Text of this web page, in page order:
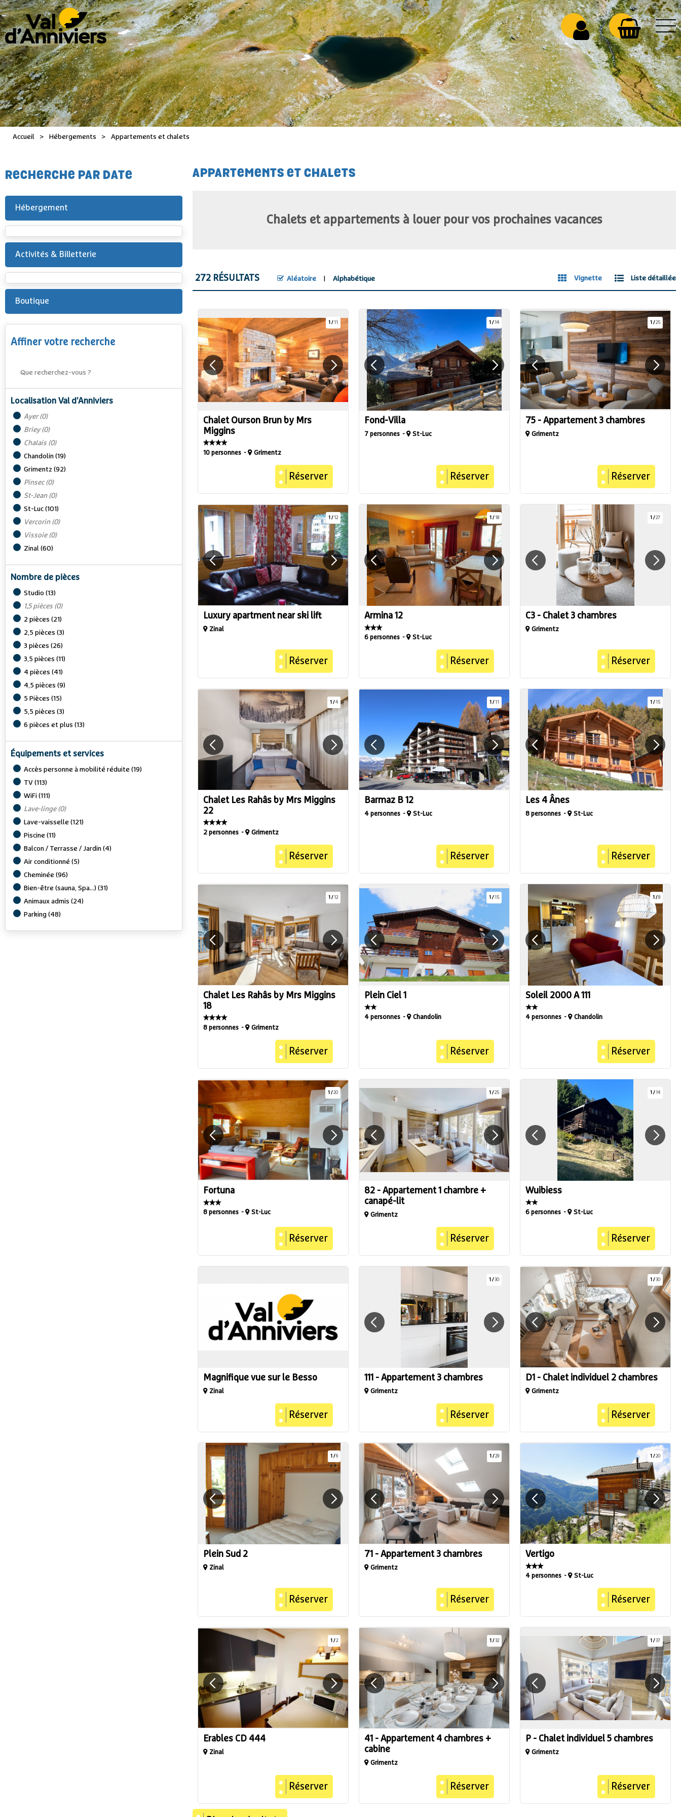
Accueil > Hébergements > Appartements et chalets
RECHERCHE PAR DATE
Hébergement
Activités & Billetterie
Boutique
Affiner votre recherche
Localisation Val d'Anniviers
Ayer(0)
Briey(0)
Chalais (0)
Chandolin (19)
Grimentz (92)
Pinsec (0)
St-Jean (0)
St-Luc (101)
Vercorin (0)
Vissoie (0)
Zinal (60)
Nombre de pièces
Studio (13)
1,5 pièces (0)
2 pièces (21)
2,5 pièces (3)
3 pièces (26)
3,5 pièces (11)
4 pièces (41)
4,5 pièces (9)
5 Pièces (15)
5,5 pièces (3)
6 pièces et plus (13)
Équipements et services
Accès personne à mobilité réduite (19)
TV (113)
WiFi (111)
Lave-linge (0)
Lave-vaisselle (121)
Piscine (11)
Balcon / Terrasse / Jardin (4)
Air conditionné (5)
Cheminée (96)
Bien-être (sauna, Spa...) (31)
Animaux admis (24)
Parking (48)
APPARTEMENTS ET CHALETS
Chalets et appartements à louer pour vos prochaines vacances
Vignette Liste détaillée
272 RÉSULTATS Aléatoire Alphabétique
1 /11
Chalet Ourson Brun by Mrs
Miggins
10 personnes Grimentz
Réserver
1 /14
Fond-Villa
7 personnes St-Luc
Réserver
1 /25
75 - Appartement 3 chambres
Grimentz
Réserver
1 /12
Luxury apartment near ski lift
Zinal
Réserver
1 /18
Armina 12
6 personnes St-Luc
Réserver
1 /27
C3 - Chalet 3 chambres
Grimentz
Réserver
1 /4
Chalet Les Rahâs by Mrs Miggins
22
2 personnes Grimentz
Réserver
1 /11
Barmaz B 12
4 personnes St-Luc
Réserver
1 /15
Les 4 Ânes
8 personnes St-Luc
Réserver
1 /12
Chalet Les Rahâs by Mrs Miggins
18
8 personnes Grimentz
Réserver
1 /15
Plein Ciel 1
4 personnes Chandolin
Réserver
1 /8
Soleil 2000 A 111
4 personnes Chandolin
Réserver
1 /20
Fortuna
8 personnes St-Luc
Réserver
1 /25
82 - Appartement 1 chambre +
canapé-lit
Grimentz
Réserver
1 /14
Wuibiess
6 personnes St-Luc
Réserver
Magnifique vue sur le Besso
Zinal
Réserver
1 /30
111 - Appartement 3 chambres
Grimentz
Réserver
1 /30
D1 - Chalet individuel 2 chambres
Grimentz
Réserver
1 /6
Plein Sud 2
Zinal
Réserver
1 /29
71 - Appartement 3 chambres
Grimentz
Réserver
1 /20
Vertigo
4 personnes St-Luc
Réserver
1 /2
Erables CD 444
Zinal
Réserver
1 /32
41 - Appartement 4 chambres +
cabine
Grimentz
Réserver
1 /37
P - Chalet individuel 5 chambres
Grimentz
Réserver